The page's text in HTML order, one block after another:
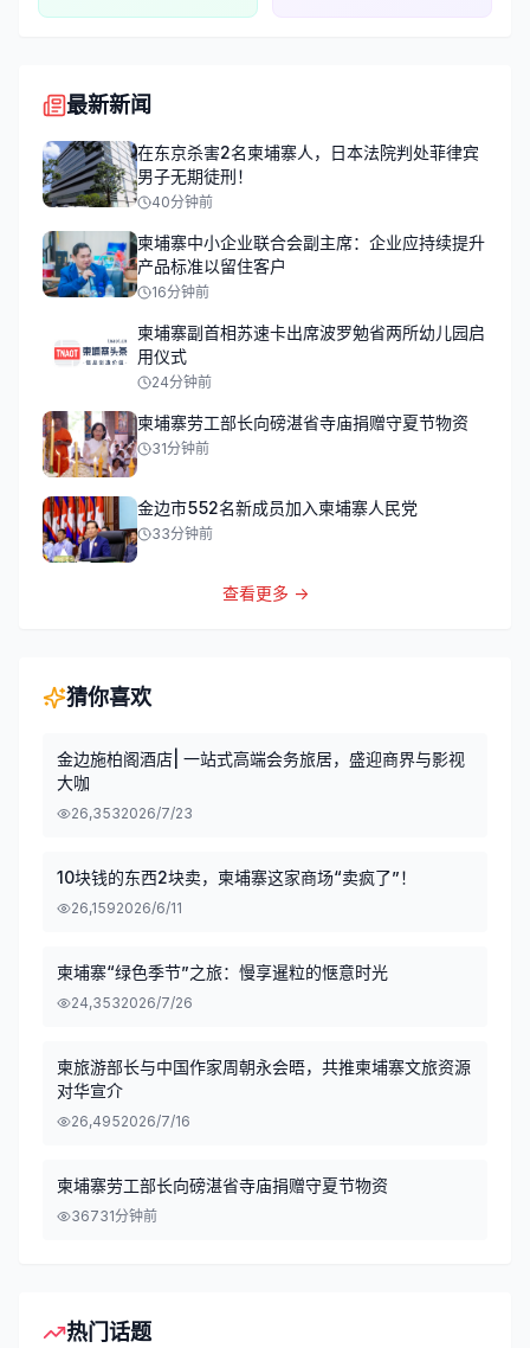
最新新闻
在东京杀害2名柬埔寨人，日本法院判处菲律宾
男子无期徒刑！
40分钟前
柬埔寨中小企业联合会副主席：企业应持续提升
产品标准以留住客户
16分钟前
柬埔寨副首相苏速卡出席波罗勉省两所幼儿园启
用仪式
24分钟前
柬埔寨劳工部长向磅湛省寺庙捐赠守夏节物资
31分钟前
金边市552名新成员加入柬埔寨人民党
33分钟前
查看更多 →
猜你喜欢
金边施柏阁酒店| 一站式高端会务旅居，盛迎商界与影视
大咖
26,3532026/7/23
10块钱的东西2块卖，柬埔寨这家商场“卖疯了”！
26,1592026/6/11
柬埔寨“绿色季节”之旅：慢享暹粒的惬意时光
24,3532026/7/26
柬旅游部长与中国作家周朝永会晤，共推柬埔寨文旅资源
对华宣介
26,4952026/7/16
柬埔寨劳工部长向磅湛省寺庙捐赠守夏节物资
36731分钟前
热门话题